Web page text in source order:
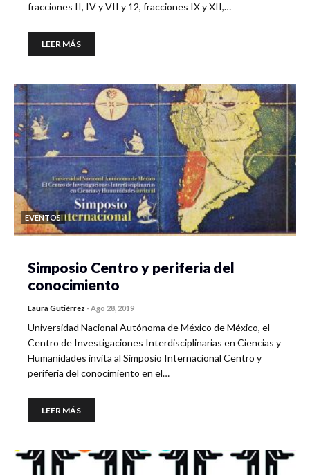
fracciones II, IV y VII y 12, fracciones IX y XII,…
LEER MÁS
EVENTOS
Simposio Centro y periferia del
conocimiento
Laura Gutiérrez -Ago 28, 2019
Universidad Nacional Autónoma de México de México, el
Centro de Investigaciones Interdisciplinarias en Ciencias y
Humanidades invita al Simposio Internacional Centro y
periferia del conocimiento en el…
LEER MÁS